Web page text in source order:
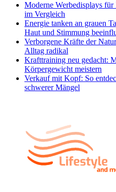
Moderne Werbedisplays
im Vergleich
Energie tanken an grauen
Haut und Stimmung
Verborgene Kräfte der
Alltag radikal
Krafttraining neu gedacht:
Körpergewicht meistern
Verkauf mit Kopf: So
schwerer Mängel